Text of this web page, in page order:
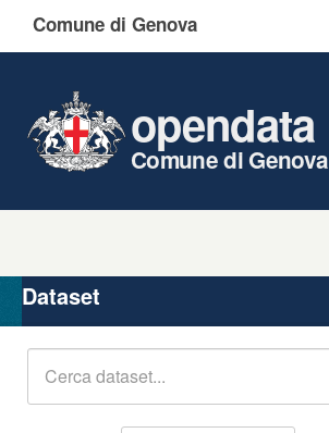
Comune di Genova
opendata
Comune di Genova
Organizzazioni
Gruppi
Dataset